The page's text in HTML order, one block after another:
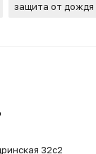
защита от дождя
32с2